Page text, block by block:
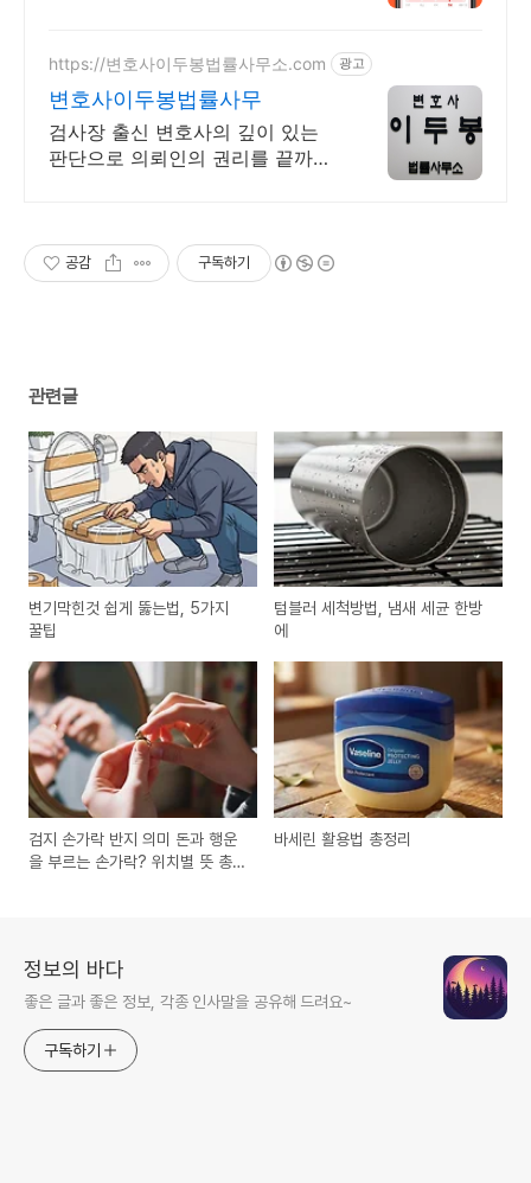
니다.
https://변호사이두봉법률사무소.com 광고
변호사이두봉법률사무
검사장 출신 변호사의 깊이 있는
판단으로 의뢰인의 권리를 끝까지
공감 구독하기
관련글
변기막힌것 쉽게 뚫는법, 5가지
꿀팁
텀블러 세척방법, 냄새 세균 한방
에
검지 손가락 반지 의미 돈과 행운
을 부르는 손가락? 위치별 뜻 총
바세린 활용법 총정리
정보의 바다
좋은 글과 좋은 정보, 각종 인사말을 공유해 드려요~
구독하기